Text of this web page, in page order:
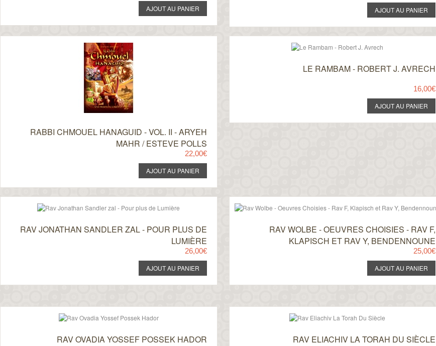
RABBI CHMOUEL HANAGUID - VOL. II - ARYEH
MAHR / ESTEVE POLLS
22,00€
LE RAMBAM - ROBERT J. AVRECH
16,00€
RAV JONATHAN SANDLER ZAL - POUR PLUS DE
LUMIÈRE
26,00€
RAV WOLBE - OEUVRES CHOISIES - RAV F,
KLAPISCH ET RAV Y, BENDENNOUNE
25,00€
RAV OVADIA YOSSEF POSSEK HADOR RAV ELIACHIV LA TORAH DU SIÈCLE